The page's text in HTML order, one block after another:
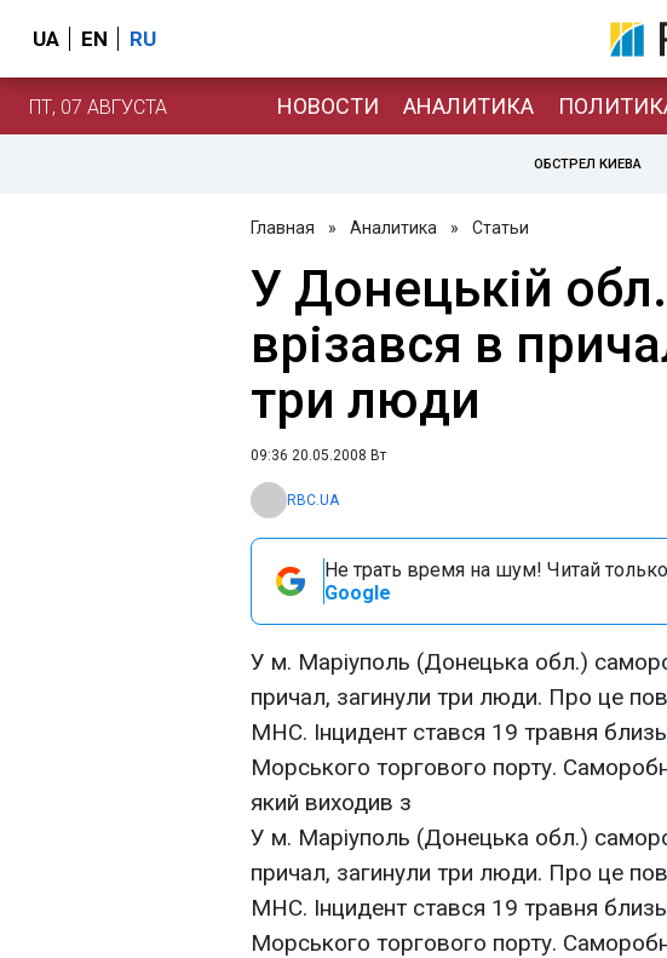
UA EN RU
ПТ, 07 АВГУСТА НОВОСТИ АНАЛИТИКА
ОБСТРЕЛ КИЕВА
Главная » Аналитика » Статьи
У Донецькій
врізався в
три люди
09:36 20.05.2008 Вт
RBC.UA
Не трать время на шум! Читай только
Google
У м. Маріуполь (Донецька обл.)
причал, загинули три люди. Про це
МНС. Інцидент стався 19 травня
Морського торгового порту.
який виходив з
У м. Маріуполь (Донецька обл.)
причал, загинули три люди. Про це
МНС. Інцидент стався 19 травня
Морського торгового порту.